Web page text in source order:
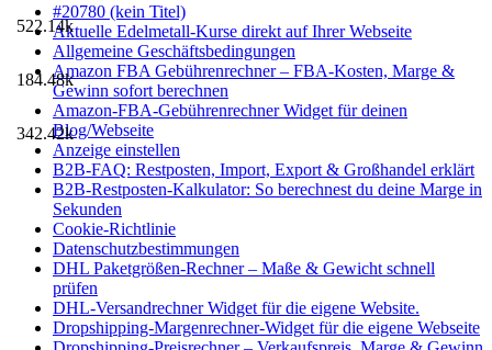
522.14k
184.48k
342.42k
#20780 (kein Titel)
Aktuelle Edelmetall-Kurse direkt auf Ihrer Webseite
Allgemeine Geschäftsbedingungen
Amazon FBA Gebührenrechner – FBA-Kosten, Marge &
Gewinn sofort berechnen
Amazon-FBA-Gebührenrechner Widget für deinen
Blog/Webseite
Anzeige einstellen
B2B-FAQ: Restposten, Import, Export & Großhandel erklärt
B2B-Restposten-Kalkulator: So berechnest du deine Marge in
Sekunden
Cookie-Richtlinie
Datenschutzbestimmungen
DHL Paketgrößen-Rechner – Maße & Gewicht schnell
prüfen
DHL-Versandrechner Widget für die eigene Website.
Dropshipping-Margenrechner-Widget für die eigene Webseite